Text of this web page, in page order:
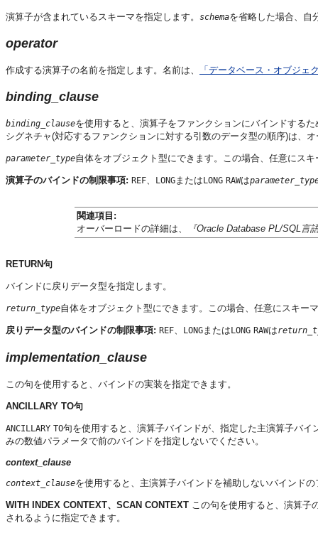
演算子が含まれているスキーマを指定します。 schemaを省略した場合、自
operator
作成する演算子の名前を指定します。名前は、 「データベース・オブジェ
binding_clause
binding_clauseを使用すると、演算子をファンクションにバインドする
シグネチャ(対応するファンクションに対する引数のデータ型の順序)は、
parameter_type自体をオブジェクト型にできます。この場合、任意にス
演算子のバインドの制限事項: REF、 LONGまたは LONG RAWは
関連項目:
オーバーロードの詳細は、
『Oracle Database PL/SQL言
RETURN句
バインドに戻りデータ型を指定します。
return_type自体をオブジェクト型にできます。この場合、任意にスキー
戻りデータ型のバインドの制限事項: REF、 LONGまたは LONG RAWは
implementation_clause
この句を使用すると、バインドの実装を指定できます。
ANCILLARY TO句
ANCILLARY TO句を使用すると、演算子バインドが、指定した主演算子バイ
みの数値パラメータで前のバインドを指定しないでください。
context_clause
context_clauseを使用すると、主演算子バインドを補助しないバインド
WITH INDEX CONTEXT、SCAN CONTEXT この句を使用すると、演算子
されるように指定できます。